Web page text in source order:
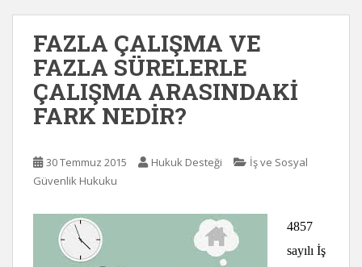
FAZLA ÇALIŞMA VE
FAZLA SÜRELERLE
ÇALIŞMA ARASINDAKİ
FARK NEDİR?
30 Temmuz 2015 Hukuk Desteği
İş ve Sosyal
Güvenlik Hukuku
4857
sayılı İş